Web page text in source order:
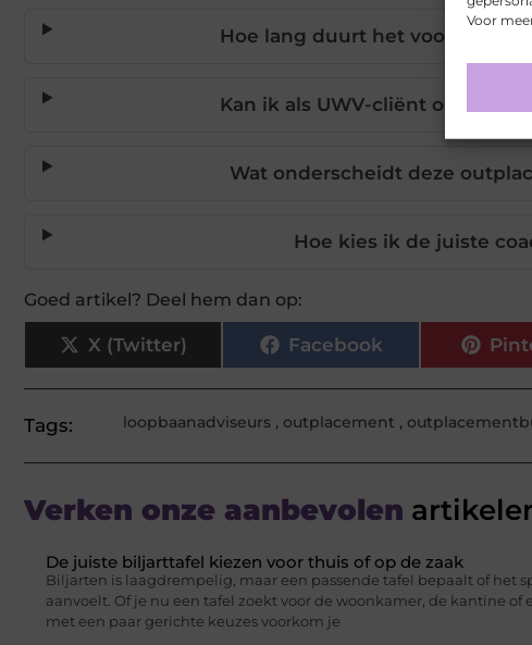
Voor
Hoe lang duurt het voordat ik
Kan ik als UWV-cliënt ook
Wat onderscheidt deze
Hoe kies ik de juiste
Goed artikel? Deel hem dan op:
X (Twitter) Facebook
Tags: loopbaanadviseurs , outplacement ,
Verken onze aanbevolen
De juiste biljarttafel kiezen voor thuis of op de zaak
Biljarten is laagdrempelig, maar een passende tafel bepaalt of het
aanvoelt. Of je nu een tafel zoekt voor de woonkamer, de kantine of
met een paar gerichte keuzes voorkom je